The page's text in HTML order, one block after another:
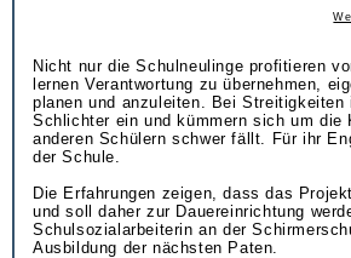
Nicht nur die Schulneulinge profitieren
lernen Verantwortung zu übernehmen,
planen und anzuleiten. Bei
Schlichter ein und kümmern sich um die
anderen Schülern schwer fällt. Für ihr
der Schule.
Die Erfahrungen zeigen, dass das
und soll daher zur Dauereinrichtung
Schulsozialarbeiterin an der
Ausbildung der nächsten Paten.